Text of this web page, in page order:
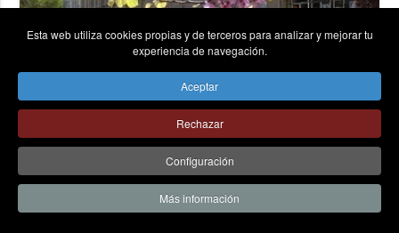
Esta web utiliza cookies propias y de terceros para analizar y mejorar tu
experiencia de navegación.
Aceptar
Rechazar
Configuración
Más información